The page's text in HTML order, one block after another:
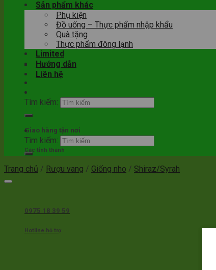
Giao hàng tận nơi
Các tỉnh thành
0975 18 39 59
Hotline hỗ trợ
Sản phẩm khác
Phụ kiện
Đồ uống – Thực phẩm nhập khẩu
Quà tặng
Thực phẩm đông lạnh
Limited
Hướng dẫn
Liên hệ
Tìm kiếm:
Tìm kiếm:
Trang chủ / Rượu vang / Giống nho / Shiraz/Syrah